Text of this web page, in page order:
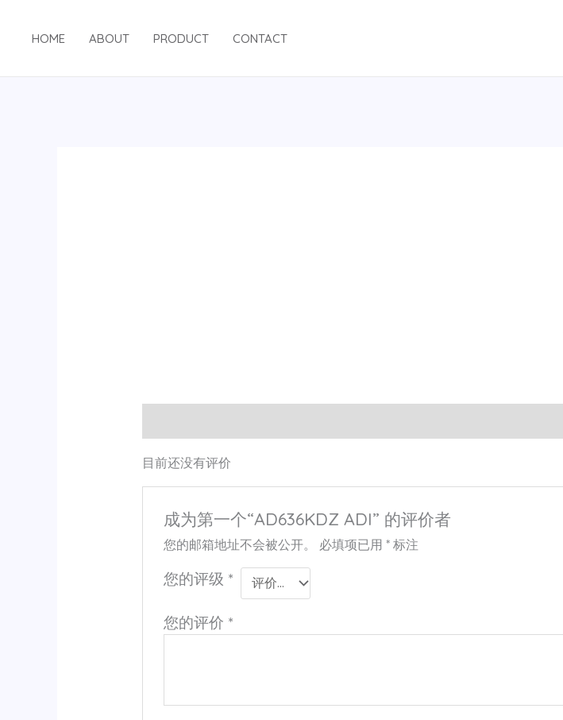
HOME ABOUT PRODUCT CONTACT
目前还没有评价
成为第一个“AD636KDZ ADI” 的评价者
您的邮箱地址不会被公开。 必填项已用* 标注
您的评级 *
您的评价 *